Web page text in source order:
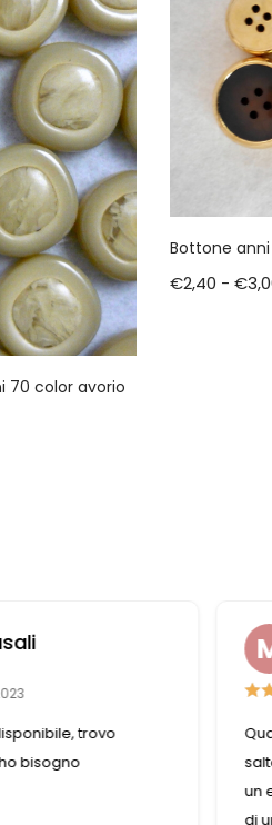
70 color avorio
Bottone anni
€2,40 - €
trovo
bisogno
un
di